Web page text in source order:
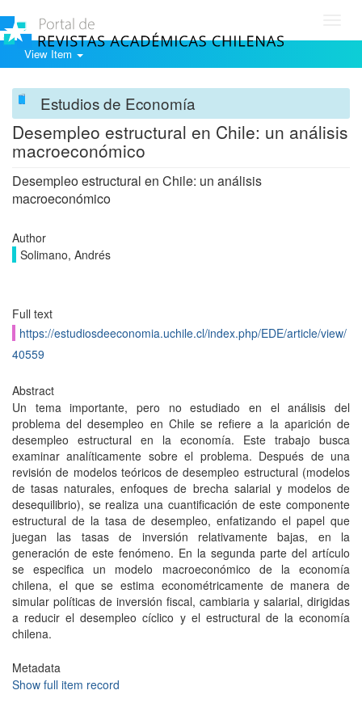
View Item
Estudios de Economía
Desempleo estructural en Chile: un análisis
macroeconómico
Desempleo estructural en Chile: un análisis
macroeconómico
Author
Solimano, Andrés
Full text
https://estudiosdeeconomia.uchile.cl/index.php/EDE/article/view/
40559
Abstract
Un tema importante, pero no estudiado en el análisis del
problema del desempleo en Chile se refiere a la aparición de
desempleo estructural en la economía. Este trabajo busca
examinar analíticamente sobre el problema. Después de una
revisión de modelos teóricos de desempleo estructural (modelos
de tasas naturales, enfoques de brecha salarial y modelos de
desequilibrio), se realiza una cuantificación de este componente
estructural de la tasa de desempleo, enfatizando el papel que
juegan las tasas de inversión relativamente bajas, en la
generación de este fenómeno. En la segunda parte del artículo
se especifica un modelo macroeconómico de la economía
chilena, el que se estima econométricamente de manera de
simular políticas de inversión fiscal, cambiaria y salarial, dirigidas
a reducir el desempleo cíclico y el estructural de la economía
chilena.
Metadata
Show full item record